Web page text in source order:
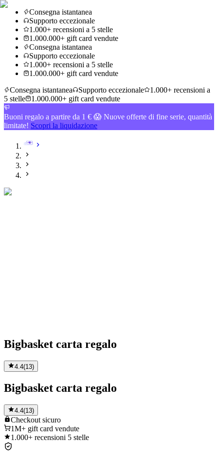
Consegna istantanea
Supporto eccezionale
1.000+ recensioni a 5 stelle
1.000.000+ gift card vendute
Consegna istantanea
Supporto eccezionale
1.000+ recensioni a 5 stelle
1.000.000+ gift card vendute
Consegna istantanea
Supporto eccezionale
1.000+ recensioni a
5 stelle
1.000.000+ gift card vendute
Buoni regalo a partire da 1 € 😱 Nuove offerte di fine serie, quantità
limitate! Scopri la liquidazione
Bigbasket carta regalo
4.4(13)
Bigbasket carta regalo
4.4(13)
Checkout sicuro
1M+ gift card vendute
1.000+ recensioni 5 stelle